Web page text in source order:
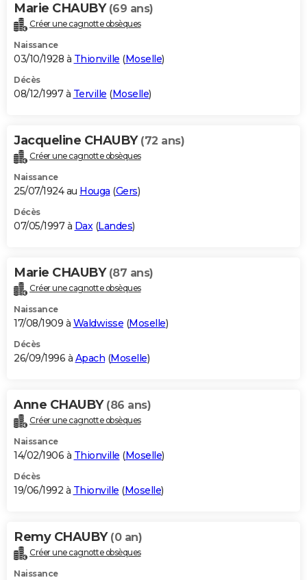
Marie CHAUBY (69 ans)
Créer une cagnotte obsèques
Naissance
03/10/1928 à Thionville (Moselle)
Décès
08/12/1997 à Terville (Moselle)
Jacqueline CHAUBY (72 ans)
Créer une cagnotte obsèques
Naissance
25/07/1924 au Houga (Gers)
Décès
07/05/1997 à Dax(Landes)
Marie CHAUBY (87 ans)
Créer une cagnotte obsèques
Naissance
17/08/1909 à Waldwisse (Moselle)
Décès
26/09/1996 à Apach (Moselle)
Anne CHAUBY (86 ans)
Créer une cagnotte obsèques
Naissance
14/02/1906 à Thionville (Moselle)
Décès
19/06/1992 à Thionville (Moselle)
Remy CHAUBY (0 an)
Créer une cagnotte obsèques
Naissance